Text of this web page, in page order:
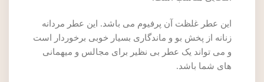
این عطر غلظت آن پرفیوم می باشد. این عطر مردانه
زنانه از پخش بو و ماندگاری بسیار خوبی برخوردار است
و می تواند یک عطر بی نظیر برای مجالس و میهمانی
های شما باشد.